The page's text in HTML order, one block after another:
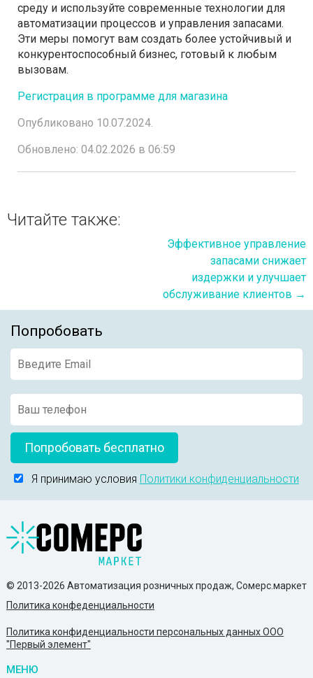
среду и используйте современные технологии для
автоматизации процессов и управления запасами.
Эти меры помогут вам создать более устойчивый и
конкурентоспособный бизнес, готовый к любым
вызовам.
Регистрация в программе для магазина
Опубликовано 10.07.2024.
Обновлено: 04.02.2026 в 06:59
Читайте также:
Эффективное управление
запасами снижает
издержки и улучшает
обслуживание клиентов →
Попробовать
Попробовать бесплатно
Я принимаю условия Политики конфиденциальности
© 2013-2026 Автоматизация розничных продаж, Сомерс.маркет
Политика конфеденциальности
Политика конфиденциальности персональных данных ООО
"Первый элемент"
МЕНЮ